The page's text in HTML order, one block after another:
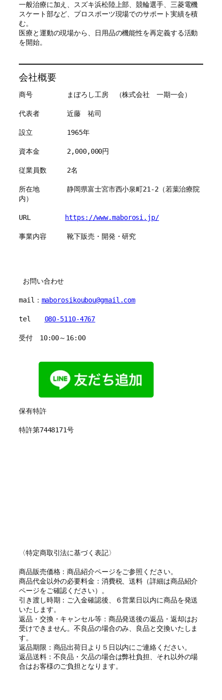
一般治療に加え、スズキ浜松陸上部、競輪選手、三菱電機
スケート部など、プロスポーツ現場でのサポート実績を積
む。
医療と運動の現場から、日用品の機能性を再定義する活動
を開始。
会社概要
商号　　　　　まぼろし工房　（株式会社　一期一会）
代表者　　　　近藤　祐司
設立　　　　　1965年
資本金　　　　2,000,000円
従業員数　　　2名
所在地　　　　静岡県富士宮市西小泉町21-2（若葉治療院
内）
URL https://www.maborosi.jp/
事業内容　　　靴下販売・開発・研究
お問い合わせ
mail： maborosikoubou@gmail.com
tel 080-5110-4767
受付　10:00～16:00
保有特許
特許第7448171号
〈特定商取引法に基づく表記〉
商品販売価格：商品紹介ページをご参照ください。
商品代金以外の必要料金：消費税、送料（詳細は商品紹介
ページをご確認ください）。
引き渡し時期：ご入金確認後、６営業日以内に商品を発送
いたします。
返品・交換・キャンセル等：商品発送後の返品・返却はお
受けできません。不良品の場合のみ、良品と交換いたしま
す。
返品期限：商品出荷日より５日以内にご連絡ください。
返品送料：不良品・欠品の場合は弊社負担、それ以外の場
合はお客様のご負担となります。